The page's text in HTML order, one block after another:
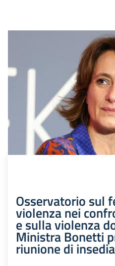
Osservatorio sul
violenza nei
e sulla violenza
Ministra Bonetti
riunione di